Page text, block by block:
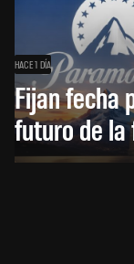
HACE 1 DÍA
Fijan fecha
futuro de la